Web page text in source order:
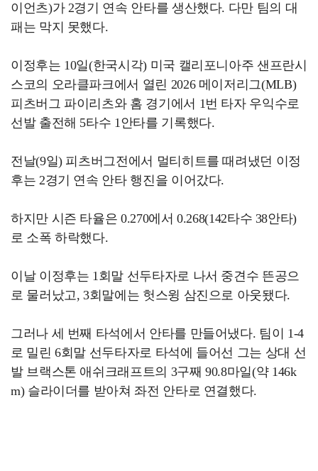
이언츠)가 2경기 연속 안타를 생산했다. 다만 팀의 대
패는 막지 못했다.
이정후는 10일(한국시각) 미국 캘리포니아주 샌프란시
스코의 오라클파크에서 열린 2026 메이저리그(MLB)
피츠버그 파이리츠와 홈 경기에서 1번 타자 우익수로
선발 출전해 5타수 1안타를 기록했다.
전날(9일) 피츠버그전에서 멀티히트를 때려냈던 이정
후는 2경기 연속 안타 행진을 이어갔다.
하지만 시즌 타율은 0.270에서 0.268(142타수 38안타)
로 소폭 하락했다.
이날 이정후는 1회말 선두타자로 나서 중견수 뜬공으
로 물러났고, 3회말에는 헛스윙 삼진으로 아웃됐다.
그러나 세 번째 타석에서 안타를 만들어냈다. 팀이 1-4
로 밀린 6회말 선두타자로 타석에 들어선 그는 상대 선
발 브랙스톤 애쉬크래프트의 3구째 90.8마일(약 146k
m) 슬라이더를 받아쳐 좌전 안타로 연결했다.